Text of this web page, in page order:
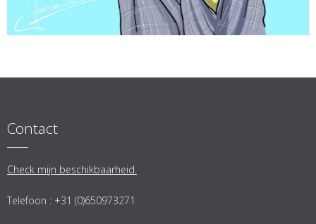
Contact
Check mijn beschikbaarheid.
Telefoon : +31 (0)650973271